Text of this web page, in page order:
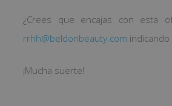
¿Crees que encajas con esta
rrhh@beldonbeauty.com indicando
¡Mucha suerte!